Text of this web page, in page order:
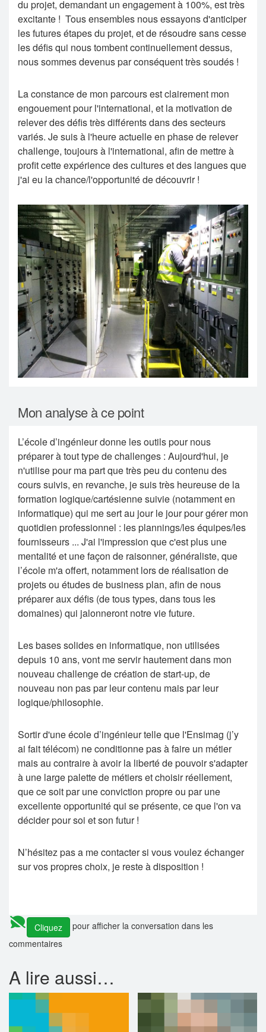
du projet, demandant un engagement à 100%, est très
excitante ! Tous ensembles nous essayons d'anticiper
les futures étapes du projet, et de résoudre sans cesse
les défis qui nous tombent continuellement dessus,
nous sommes devenus par conséquent très soudés !
La constance de mon parcours est clairement mon
engouement pour l'international, et la motivation de
relever des défis très différents dans des secteurs
variés. Je suis à l'heure actuelle en phase de relever
challenge, toujours à l'international, afin de mettre à
profit cette expérience des cultures et des langues que
j'ai eu la chance/l'opportunité de découvrir !
Mon analyse à ce point
L’école d’ingénieur donne les outils pour nous
préparer à tout type de challenges : Aujourd'hui, je
n'utilise pour ma part que très peu du contenu des
cours suivis, en revanche, je suis très heureuse de la
formation logique/cartésienne suivie (notamment en
informatique) qui me sert au jour le jour pour gérer mon
quotidien professionnel : les plannings/les équipes/les
fournisseurs ... J'ai l'impression que c'est plus une
mentalité et une façon de raisonner, généraliste, que
l’école m'a offert, notamment lors de réalisation de
projets ou études de business plan, afin de nous
préparer aux défis (de tous types, dans tous les
domaines) qui jalonneront notre vie future.
Les bases solides en informatique, non utilisées
depuis 10 ans, vont me servir hautement dans mon
nouveau challenge de création de start-up, de
nouveau non pas par leur contenu mais par leur
logique/philosophie.
Sortir d'une école d’ingénieur telle que l'Ensimag (j’y
ai fait télécom) ne conditionne pas à faire un métier
mais au contraire à avoir la liberté de pouvoir s'adapter
à une large palette de métiers et choisir réellement,
que ce soit par une conviction propre ou par une
excellente opportunité qui se présente, ce que l'on va
décider pour soi et son futur !
N’hésitez pas a me contacter si vous voulez échanger
sur vos propres choix, je reste à disposition !
Cliquez
pour afficher la conversation dans les
commentaires
A lire aussi…